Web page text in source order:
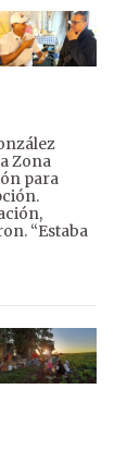
Zona
para
“Estaba